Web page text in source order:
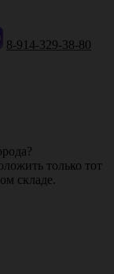
8-914-329-38-80
только тот
складе.